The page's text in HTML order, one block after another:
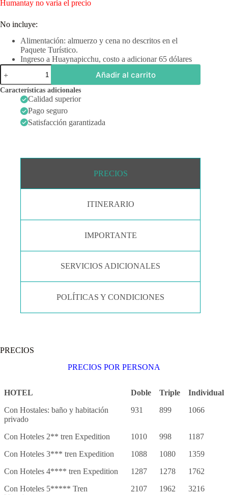
Humantay no varía el precio
No incluye:
Alimentación: almuerzo y cena no descritos en el
Paquete Turístico.
Ingreso a Huaynapicchu, costo a adicionar 65 dólares
Machu
Picchu-
Montaña
7
colores
Laguna
Añadir al carrito
Características adicionales
Calidad superior
Pago seguro
Satisfacción garantizada
PRECIOS
ITINERARIO
IMPORTANTE
SERVICIOS ADICIONALES
POLÍTICAS Y CONDICIONES
PRECIOS
PRECIOS POR PERSONA
HOTEL Doble Triple
Individual
Con Hostales: baño y habitación
privado
931 899 1066
Con Hoteles 2** tren Expedition 1010 998
1187
Con Hoteles 3*** tren Expedition
1088 1080
1359
Con Hoteles 4**** tren Expedition
1287 1278
1762
Con Hoteles 5***** Tren
2107 1962 3216